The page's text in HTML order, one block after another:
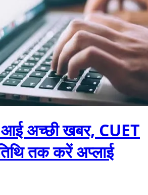
आई अच्छी खबर, CUET
तक करें अप्लाई